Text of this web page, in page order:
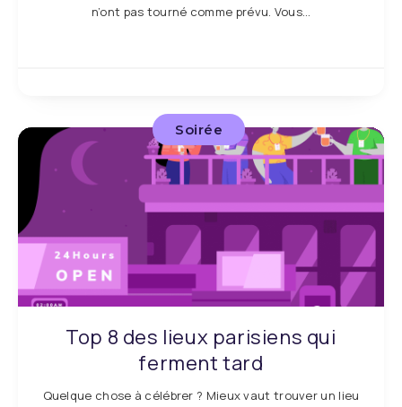
n’ont pas tourné comme prévu. Vous…
Soirée
Top 8 des lieux parisiens qui
ferment tard
Quelque chose à célébrer ? Mieux vaut trouver un lieu